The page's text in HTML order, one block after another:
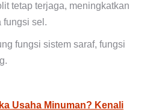
tetap terjaga, meningkatkan
fungsi sel.
fungsi sistem saraf, fungsi
Usaha Minuman? Kenali